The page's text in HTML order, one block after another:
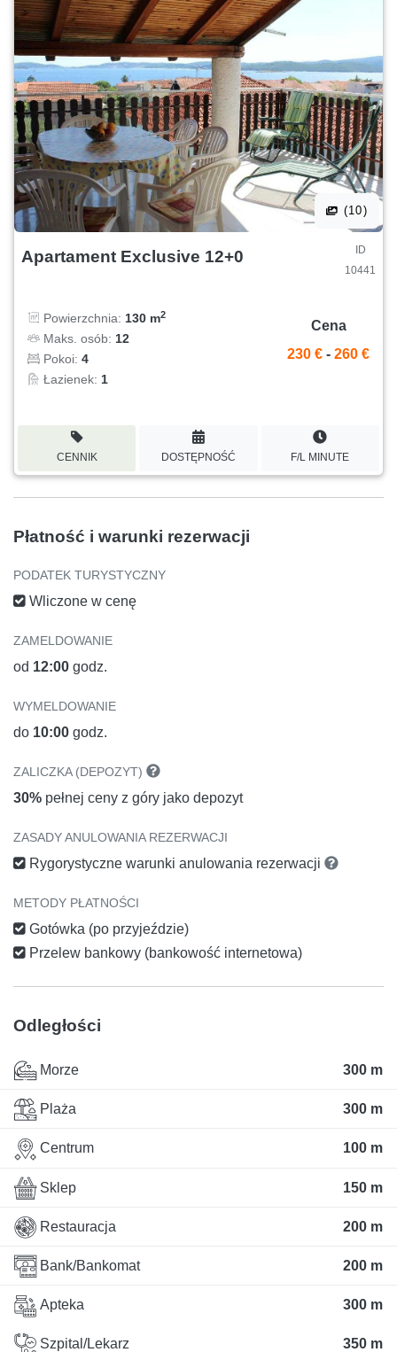
(10)
Apartament Exclusive 12+0
ID
10441
Powierzchnia: 130 m2
Maks. osób: 12
Pokoi: 4
Łazienek: 1
Cena
230 € - 260 €
CENNIK DOSTĘPNOŚĆ F/L MINUTE
Płatność i warunki rezerwacji
PODATEK TURYSTYCZNY
Wliczone w cenę
ZAMELDOWANIE
od 12:00 godz.
WYMELDOWANIE
do 10:00 godz.
ZALICZKA (DEPOZYT)
30% pełnej ceny z góry jako depozyt
ZASADY ANULOWANIA REZERWACJI
Rygorystyczne warunki anulowania rezerwacji
METODY PŁATNOŚCI
Gotówka (po przyjeździe)
Przelew bankowy (bankowość internetowa)
Odległości
Morze 300 m
Plaża 300 m
Centrum 100 m
Sklep 150 m
Restauracja 200 m
Bank/Bankomat 200 m
Apteka 300 m
Szpital/Lekarz 350 m